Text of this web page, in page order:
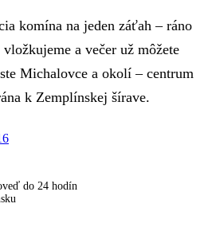
komína na jeden záťah – ráno
a večer už môžete
Michalovce a okolí – centrum
k Zemplínskej šírave.
do 24 hodín